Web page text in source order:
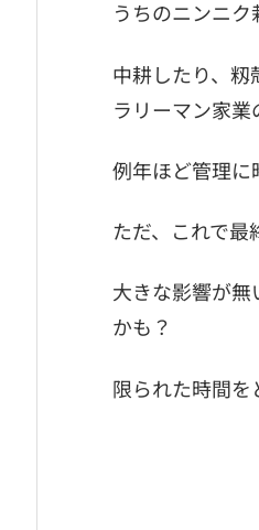
うちのニンニク
中耕したり、
ラリーマン家業
例年ほど管理に
ただ、これで最
大きな影響が
かも？
限られた時間を